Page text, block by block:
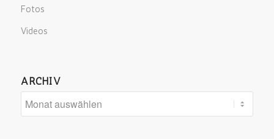
Fotos
Videos
ARCHIV